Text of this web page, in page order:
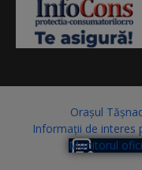
Orașul
Informații de interes
Monitorul